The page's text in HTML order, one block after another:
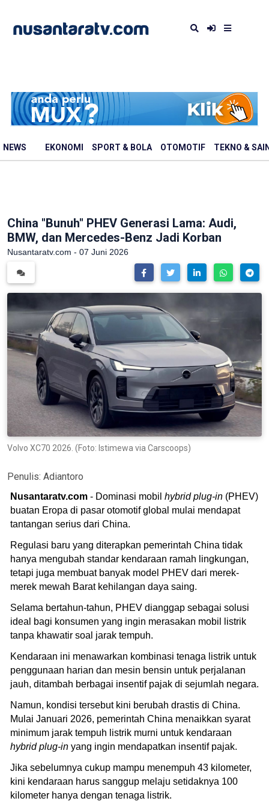
NEWS EKONOMI SPORT & BOLA OTOMOTIF TEKNO &
China "Bunuh" PHEV Generasi Lama: Audi,
BMW, dan Mercedes-Benz Jadi Korban
Nusantaratv.com - 07 Juni 2026
Volvo XC70 2026. (Foto: Istimewa via Carscoops)
Penulis: Adiantoro
Nusantaratv.com - Dominasi mobil hybrid plug-in (PHEV)
buatan Eropa di pasar otomotif global mulai mendapat
tantangan serius dari China.
Regulasi baru yang diterapkan pemerintah China tidak
hanya mengubah standar kendaraan ramah lingkungan,
tetapi juga membuat banyak model PHEV dari merek-
merek mewah Barat kehilangan daya saing.
Selama bertahun-tahun, PHEV dianggap sebagai solusi
ideal bagi konsumen yang ingin merasakan mobil listrik
tanpa khawatir soal jarak tempuh.
Kendaraan ini menawarkan kombinasi tenaga listrik untuk
penggunaan harian dan mesin bensin untuk perjalanan
jauh, ditambah berbagai insentif pajak di sejumlah negara.
Namun, kondisi tersebut kini berubah drastis di China.
Mulai Januari 2026, pemerintah China menaikkan syarat
minimum jarak tempuh listrik murni untuk kendaraan
hybrid plug-in yang ingin mendapatkan insentif pajak.
Jika sebelumnya cukup mampu menempuh 43 kilometer,
kini kendaraan harus sanggup melaju setidaknya 100
kilometer hanya dengan tenaga listrik.